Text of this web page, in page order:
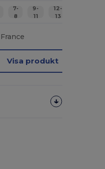
7-
8
9-
11
12-
13
France
Visa produkt